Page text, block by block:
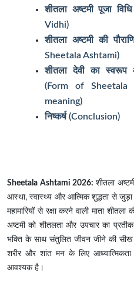
शीतला अष्टमी पूजा
Vidhi)
शीतला अष्टमी की
Sheetala Ashtami)
शीतला देवी का स्वरूप
(Form of
meaning)
निष्कर्ष (Conclusion)
Sheetala Ashtami 2026:शीतला
आस्था, स्वास्थ्य और आत्मिक शुद्धता से जुड़ा
महामारियों से रक्षा करने वाली माता
अष्टमी को शीतलता और उपचार का
भक्ति के साथ संतुलित जीवन जीने की सीख
शरीर और शांत मन के लिए
आवश्यक है।